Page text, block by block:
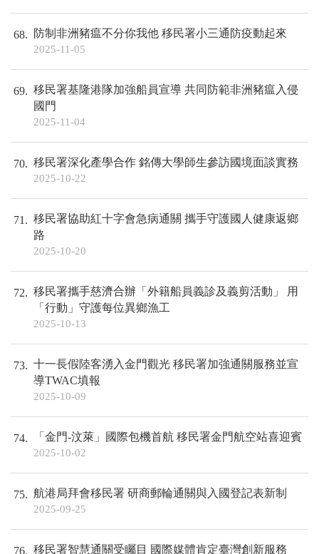
68 防制非洲豬瘟不分你我他 移民署小三通防疫動起來
2025-11-05
69
移民署基隆港隊加強船員宣導 共同防範非洲豬瘟入侵
國門
2025-11-04
70 移民署深化產學合作 銘傳大學師生參訪國境面談實務
2025-10-22
71
移民署協助紅十字會急病通關 攜手守護國人健康返鄉
路
2025-10-20
72
移民署攜手慈濟合辦「外籍船員義診及義剪活動」 用
「行動」守護每位異鄉漁工
2025-10-13
73
十一長假陸客湧入金門觀光 移民署加強通關服務並宣
導TWAC填報
2025-10-09
74 「金門-汶萊」國際包機首航 移民署金門航空站喜迎賓
2025-10-02
75 航港局拜會移民署 研商郵輪通關與入國登記表新制
2025-09-25
76 移民署智慧通關受矚目 國際媒體肯定臺灣創新服務